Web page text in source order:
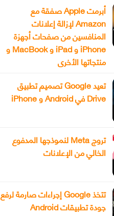
أبرمت Apple صفقة مع
Amazon لإزالة إعلانات
المنافسين من صفحات أجهزة
iPhone و iPad و MacBook و
منتجاتها الأخرى
تعيد Google تصميم تطبيق
Drive في Android و iPhone
تروج Meta لنموذجها المدفوع
الخالي من الإعلانات
تتخذ Google إجراءات صارمة لرفع
جودة تطبيقات Android